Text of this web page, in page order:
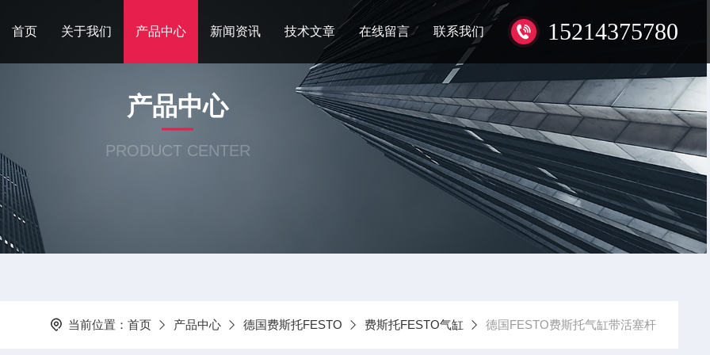
15214375780
首页 关于我们 产品中心 新闻资讯 技术文章 在线留言 联系我们
产品中心
PRODUCT CENTER
当前位置： 首页 产品中心 德国费斯托FESTO 费斯托FESTO气缸 德国FESTO费斯托气缸带活塞杆